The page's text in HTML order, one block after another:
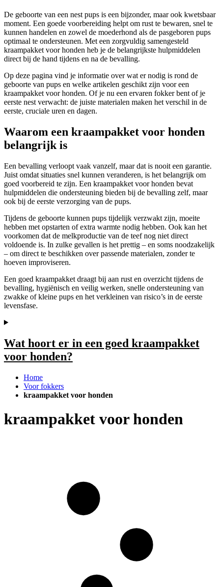
De geboorte van een nest pups is een bijzonder, maar ook kwetsbaar
moment. Een goede voorbereiding helpt om rust te bewaren, snel te
kunnen handelen en zowel de moederhond als de pasgeboren pups
optimaal te ondersteunen. Met een zorgvuldig samengesteld
kraampakket voor honden heb je de belangrijkste hulpmiddelen
direct bij de hand tijdens en na de bevalling.
Op deze pagina vind je informatie over wat er nodig is rond de
geboorte van pups en welke artikelen geschikt zijn voor een
kraampakket voor honden. Of je nu een ervaren fokker bent of je
eerste nest verwacht: de juiste materialen maken het verschil in de
eerste, cruciale uren en dagen.
Waarom een kraampakket voor honden
belangrijk is
Een bevalling verloopt vaak vanzelf, maar dat is nooit een garantie.
Juist omdat situaties snel kunnen veranderen, is het belangrijk om
goed voorbereid te zijn. Een kraampakket voor honden bevat
hulpmiddelen die ondersteuning bieden bij de bevalling zelf, maar
ook bij de eerste verzorging van de pups.
Tijdens de geboorte kunnen pups tijdelijk verzwakt zijn, moeite
hebben met opstarten of extra warmte nodig hebben. Ook kan het
voorkomen dat de melkproductie van de teef nog niet direct
voldoende is. In zulke gevallen is het prettig – en soms noodzakelijk
– om direct te beschikken over passende materialen, zonder te
hoeven improviseren.
Een goed kraampakket draagt bij aan rust en overzicht tijdens de
bevalling, hygiënisch en veilig werken, snelle ondersteuning van
zwakke of kleine pups en het verkleinen van risico’s in de eerste
levensfase.
Wat hoort er in een goed kraampakket
voor honden?
Home
Voor fokkers
kraampakket voor honden
kraampakket voor honden